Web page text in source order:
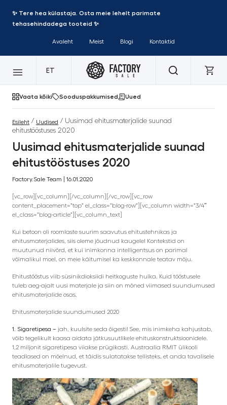
✨ Tere hea külastaja. Osta meie lehelt parimate
tehasehindadega tooteid ✨
Avaleht Meist Blogi Kontaktid
ET
Vaata kõiki Sooduspakkumised Uued
Esileht / Uudised / Uusimad ehitusmaterjalide suunad
ehitustööstuses 2020
Uusimad ehitusmaterjalide suunad
ehitustööstuses 2020
Factory.Sale Team | 16.01.2020
[vc_row][vc_column][/vc_column][/vc_row][vc_row
content_placement=”top” el_class=”blog-row”][vc_column width=”3/4″
el_class=”blog-article”][vc_column_text]
Kui betoon oli roomlaste suurim saavutus ehitustehnikas ja
ehitusmaterjalides, siis oleme jõudnud kaugele! Kontekstid on
muutunud niivõrd, et kui inimkonna intelligentsus on parimal
võimalikul moel, on meie käitumisel ka keskkonnale teatav mõju.
Ehitustööstus viib süsinikdioksiidi heitkoguste hulka. Kuid tööstusele
tuleb aeg-ajalt uusi materjale ja siin on mõned viimased suundumused
ehitusmaterjalide osas.
Ehitusmaterjalide suundumused 2020
1. Sigaretipesa – jah, kuulsite seda õigesti! See, mis inimkeha kahjustab,
võib tegelikult kaasa aidata jätkusuutlikele ehituskonstruktsioonidele.
1,2 miljonit sigaretipesa viiakse prügikasti. Austraalia RMIT ülikooli
teadlased on mõelnud, et täidis sulatatakse tellisteks, et anda tavalisele
ehitusmaterjalile tugevust.